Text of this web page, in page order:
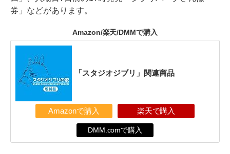
券」などがあります。
Amazon/楽天/DMMで購入
「スタジオジブリ」関連商品
Amazonで購入 楽天で購入
DMM.comで購入